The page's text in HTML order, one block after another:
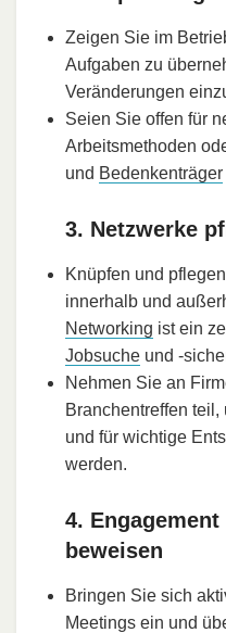
Zeigen Sie im
Aufgaben zu
Veränderungen
Seien Sie offen für
Arbeitsmethoden
und Bedenkenträger
3. Netzwerke
Knüpfen und
innerhalb und
Networking ist ein
Jobsuche und -
Nehmen Sie an
Branchentreffen
und für wichtige
werden.
4.
beweisen
Bringen Sie sich
Meetings ein und